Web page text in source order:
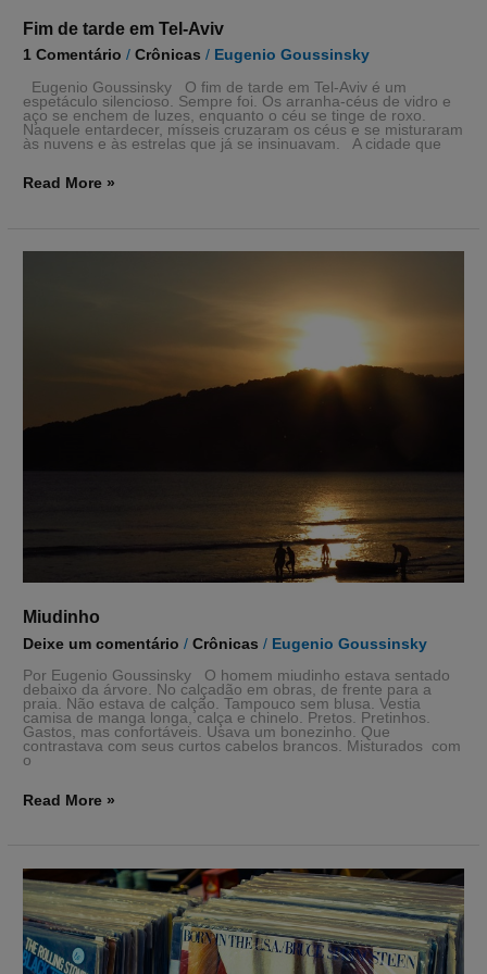
Fim de tarde em Tel-Aviv
1 Comentário /Crônicas / Eugenio Goussinsky
Eugenio Goussinsky O fim de tarde em Tel-Aviv é um
espetáculo silencioso. Sempre foi. Os arranha-céus de vidro e
aço se enchem de luzes, enquanto o céu se tinge de roxo.
Naquele entardecer, mísseis cruzaram os céus e se misturaram
às nuvens e às estrelas que já se insinuavam. A cidade que
Read More »
Miudinho
Deixe um comentário /Crônicas / Eugenio Goussinsky
Por Eugenio Goussinsky O homem miudinho estava sentado
debaixo da árvore. No calçadão em obras, de frente para a
praia. Não estava de calção. Tampouco sem blusa. Vestia
camisa de manga longa, calça e chinelo. Pretos. Pretinhos.
Gastos, mas confortáveis. Usava um bonezinho. Que
contrastava com seus curtos cabelos brancos. Misturados com
o
Read More »
1984,
40
anos